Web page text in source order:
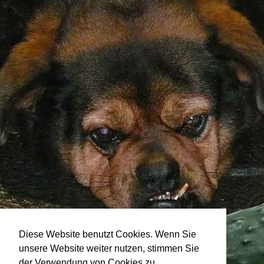
Diese Website benutzt Cookies. Wenn Sie
unsere Website weiter nutzen, stimmen Sie